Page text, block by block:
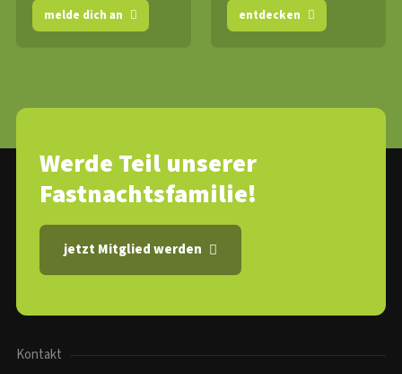
melde dich an entdecken
Werde Teil unserer
Fastnachtsfamilie!
jetzt Mitglied werden
Kontakt